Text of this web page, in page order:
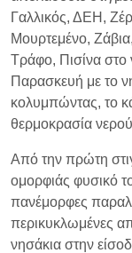
Γαλλικός, ΔΕΗ,
Μουρτεμένο,
Τράφο, Πισίνα στο
Παρασκευή με το
κολυμπώντας, το
θερμοκρασία
Από την πρώτη
ομορφιάς φυσικό
πανέμορφες
περικυκλωμένες
νησάκια στην